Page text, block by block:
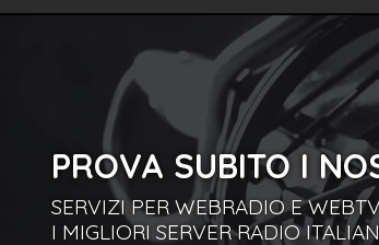
PROVA SUBITO I
SERVIZI PER WEBRADIO E
I MIGLIORI SERVER RADIO